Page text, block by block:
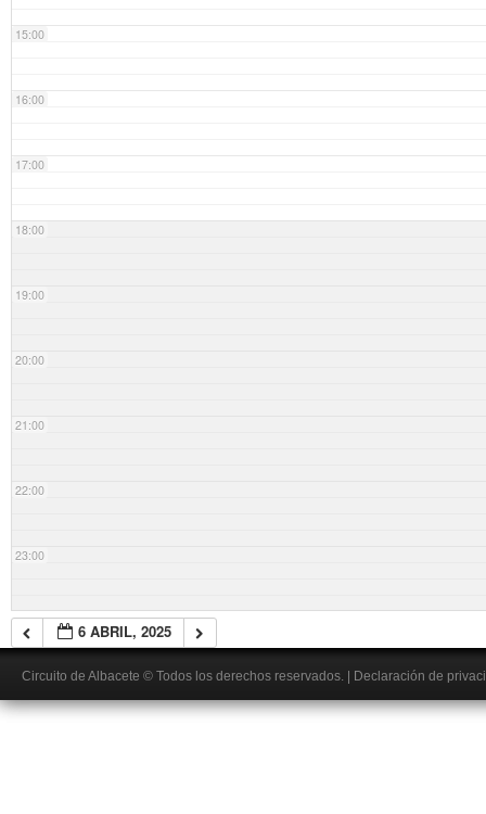
15:00
16:00
17:00
18:00
19:00
20:00
21:00
22:00
23:00
6 ABRIL, 2025
Circuito de Albacete © Todos los derechos reservados. Declaración de